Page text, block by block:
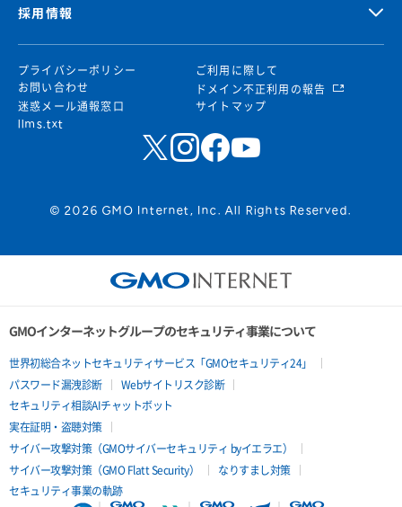
採用情報
プライバシーポリシー
ご利用に際して
お問い合わせ
ドメイン不正利用の報告
迷惑メール通報窓口
サイトマップ
llms.txt
© 2026 GMO Internet, Inc. All Rights Reserved.
GMOインターネットグループのセキュリティ事業について
世界初総合ネットセキュリティサービス「GMOセキュリティ24」
パスワード漏洩診断
Webサイトリスク診断
セキュリティ相談AIチャットボット
実在証明・盗聴対策
サイバー攻撃対策（GMOサイバーセキュリティ byイエラエ）
サイバー攻撃対策（GMO Flatt Security）
なりすまし対策
セキュリティ事業の軌跡